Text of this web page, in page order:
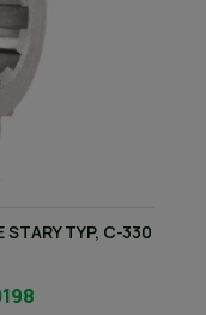
STARY TYP, C-330